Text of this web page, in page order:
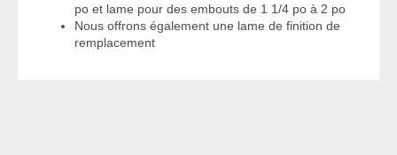
po et lame pour des embouts de 1 1/4 po à 2 po
Nous offrons également une lame de finition de
remplacement